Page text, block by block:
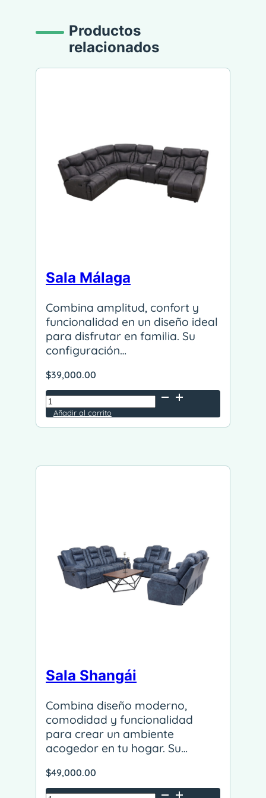
Productos
relacionados
Sala Málaga
Combina amplitud, confort y
funcionalidad en un diseño ideal
para disfrutar en familia. Su
configuración…
$39,000.00
Sala
Málaga
cantidad
Añadir al carrito
Sala Shangái
Combina diseño moderno,
comodidad y funcionalidad
para crear un ambiente
acogedor en tu hogar. Su…
$49,000.00
Sala